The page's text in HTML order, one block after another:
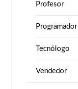
Profesor
Programador
Tecnólogo
Vendedor